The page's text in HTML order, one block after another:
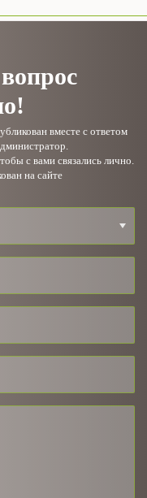
вместе с ответом
с вами связались лично.
на сайте